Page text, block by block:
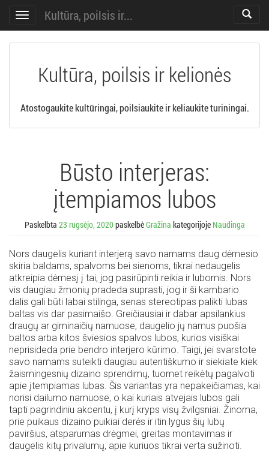
Toggle
navigation
Toggle
Kultūra, poilsis ir...
Kultūra, poilsis ir kelionės
Atostogaukite kultūringai, poilsiaukite ir keliaukite turiningai.
Būsto interjeras:
įtempiamos lubos
Paskelbta 23 rugsėjo, 2020paskelbėGražina kategorijoje Naudinga
Nors daugelis kuriant interjerą savo namams daug dėmesio
skiria baldams, spalvoms bei sienoms, tikrai nedaugelis
atkreipia dėmesį į tai, jog pasirūpinti reikia ir lubomis. Nors
vis daugiau žmonių pradeda suprasti, jog ir ši kambario
dalis gali būti labai stilinga, senas stereotipas palikti lubas
baltas vis dar pasimaišo. Greičiausiai ir dabar apsilankius
draugų ar giminaičių namuose, daugelio jų namus puošia
baltos arba kitos šviesios spalvos lubos, kurios visiškai
neprisideda prie bendro interjero kūrimo. Taigi, jei svarstote
savo namams suteikti daugiau autentiškumo ir siekiate kiek
žaismingesnių dizaino sprendimų, tuomet reikėtų pagalvoti
apie įtempiamas lubas. Šis variantas yra nepakeičiamas, kai
norisi dailumo namuose, o kai kuriais atvejais lubos gali
tapti pagrindiniu akcentu, į kurį kryps visų žvilgsniai. Žinoma,
prie puikaus dizaino puikiai derės ir itin lygus šių lubų
paviršius, atsparumas drėgmei, greitas montavimas ir
daugelis kitų privalumų, apie kuriuos tikrai verta sužinoti.